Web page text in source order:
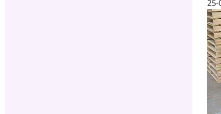
25-